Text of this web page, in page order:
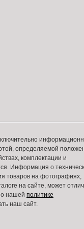
определяемой
комплектации и
Информация о
товаров на фотографиях,
на сайте, может
нашей политике
наш сайт.